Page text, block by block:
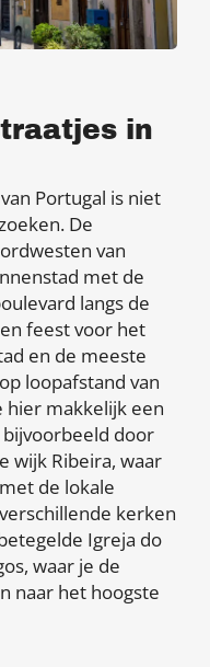
in
Portugal is niet
De
van
met de
langs de
feest voor het
en de meeste
loopafstand van
hier makkelijk een
bijvoorbeeld door
wijk Ribeira, waar
de lokale
kerken
Igreja do
waar je de
naar het hoogste